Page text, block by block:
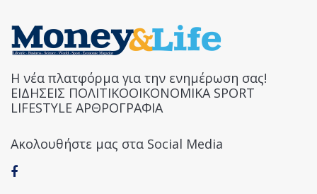
Η νέα πλατφόρμα για την ενημέρωση σας!
ΕΙΔΗΣΕΙΣ ΠΟΛΙΤΙΚΟΟΙΚΟΝΟΜΙΚΑ SPORT
LIFESTYLE ΑΡΘΡΟΓΡΑΦΙΑ
Ακολουθήστε μας στα Social Media